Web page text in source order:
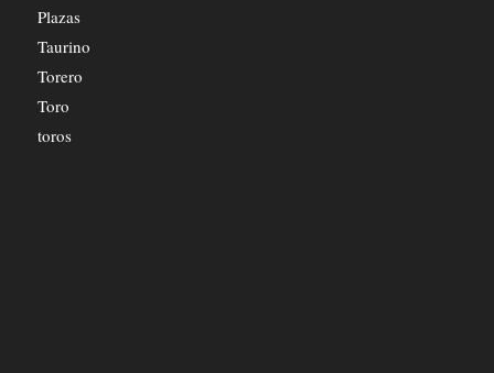
Plazas
Taurino
Torero
Toro
toros